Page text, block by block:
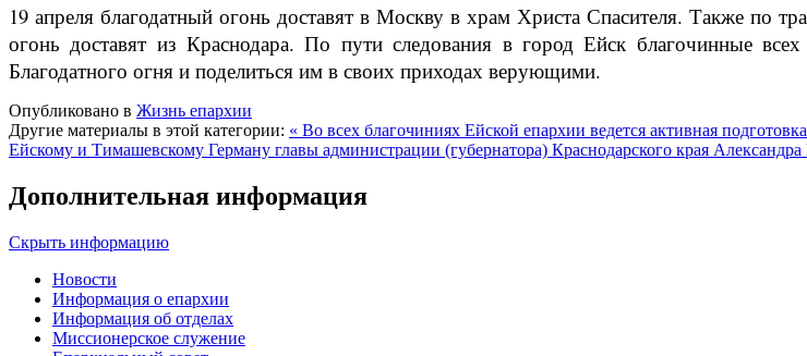
19 апреля благодатный огонь доставят в Москву в храм Христа Спасителя. Также по
огонь доставят из Краснодара. По пути следования в город Ейск благочинные
Благодатного огня и поделиться им в своих приходах верующими.
Опубликовано в Жизнь епархии
Другие материалы в этой категории: « Во всех благочиниях Ейской епархии ведется активная
Ейскому и Тимашевскому Герману главы администрации (губернатора) Краснодарского края Александра
Дополнительная информация
Скрыть информацию
Новости
Информация о епархии
Информация об отделах
Миссионерское служение